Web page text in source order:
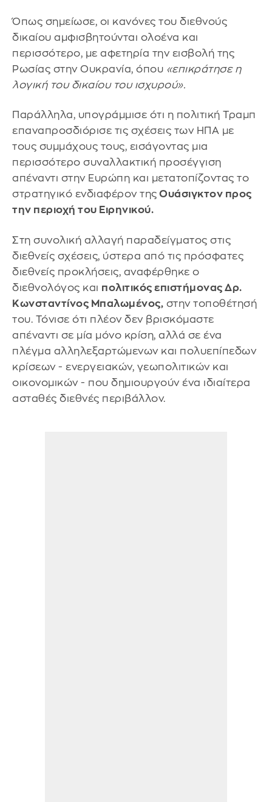
Όπως σημείωσε, οι κανόνες του διεθνούς
δικαίου αμφισβητούνται ολοένα και
περισσότερο, με αφετηρία την εισβολή της
Ρωσίας στην Ουκρανία, όπου «επικράτησε η
λογική του δικαίου του ισχυρού».
Παράλληλα, υπογράμμισε ότι η πολιτική Τραμπ
επαναπροσδιόρισε τις σχέσεις των ΗΠΑ με
τους συμμάχους τους, εισάγοντας μια
περισσότερο συναλλακτική προσέγγιση
απέναντι στην Ευρώπη και μετατοπίζοντας το
στρατηγικό ενδιαφέρον της Ουάσιγκτον προς
την περιοχή του Ειρηνικού.
Στη συνολική αλλαγή παραδείγματος στις
διεθνείς σχέσεις, ύστερα από τις πρόσφατες
διεθνείς προκλήσεις, αναφέρθηκε ο
διεθνολόγος και πολιτικός επιστήμονας Δρ.
Κωνσταντίνος Μπαλωμένος, στην τοποθέτησή
του. Τόνισε ότι πλέον δεν βρισκόμαστε
απέναντι σε μία μόνο κρίση, αλλά σε ένα
πλέγμα αλληλεξαρτώμενων και πολυεπίπεδων
κρίσεων - ενεργειακών, γεωπολιτικών και
οικονομικών - που δημιουργούν ένα ιδιαίτερα
ασταθές διεθνές περιβάλλον.